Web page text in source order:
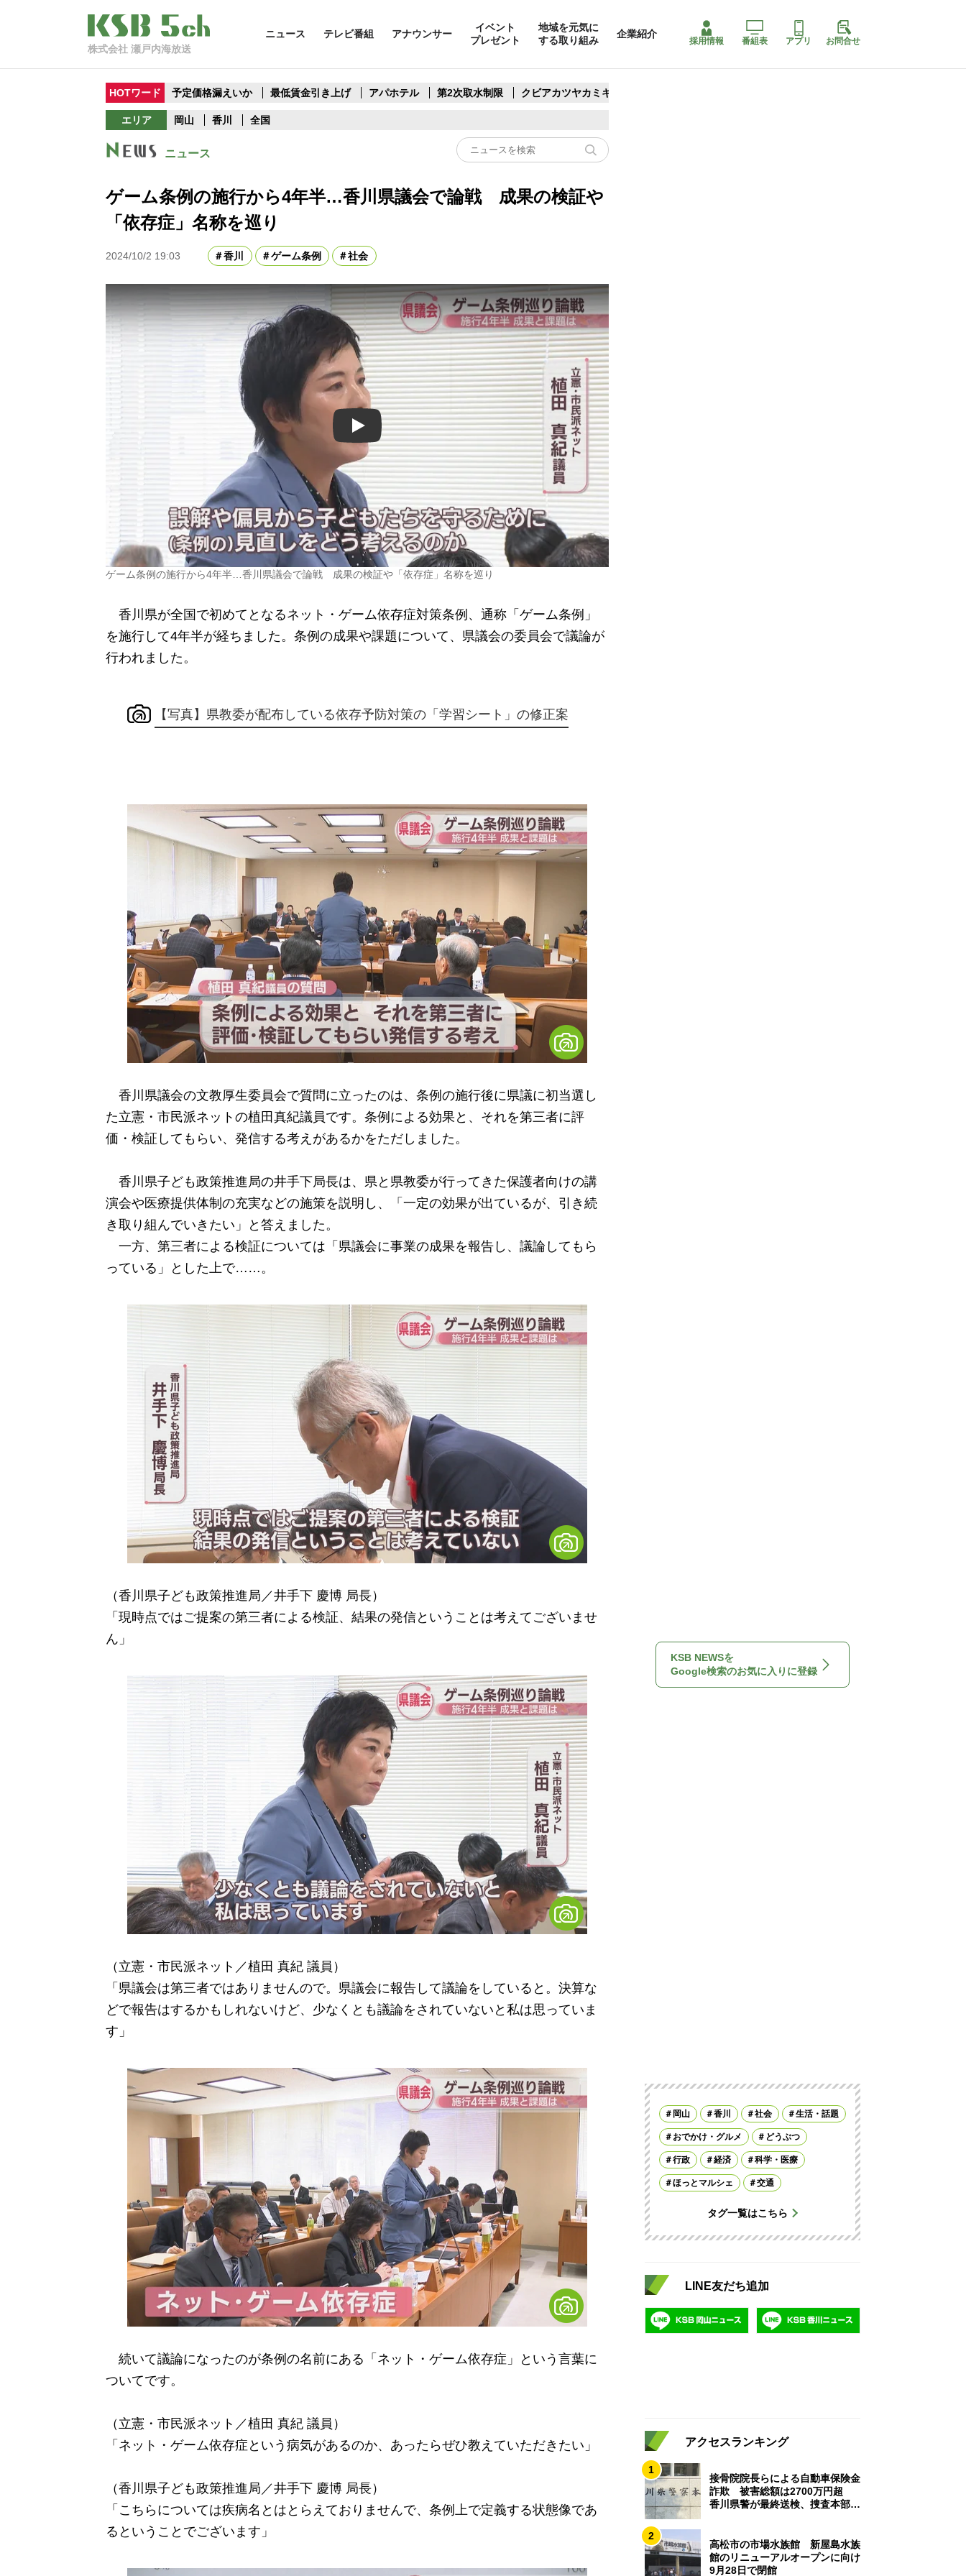
株式会社 瀬戸内海放送
ニュース テレビ番組 アナウンサー
イベント
プレゼント
地域を元気に
する取り組み
企業紹介
採用情報 番組表 アプリ お問合せ
HOTワード 予定価格漏えいか 最低賃金引き上げ アパホテル 第2次取水制限 クビアカツヤカミキリ
エリア 岡山 香川 全国
ニュース
ゲーム条例の施行から4年半…香川県議会で論戦 成果の検証や
「依存症」名称を巡り
2024/10/2 19:03 香川 ゲーム条例 社会
Play
ゲーム条例の施行から4年半…香川県議会で論戦 成果の検証や「依存症」名称を巡り
香川県が全国で初めてとなるネット・ゲーム依存症対策条例、通称「ゲーム条例」
を施行して4年半が経ちました。条例の成果や課題について、県議会の委員会で議論が
行われました。
【写真】県教委が配布している依存予防対策の「学習シート」の修正案
香川県議会の文教厚生委員会で質問に立ったのは、条例の施行後に県議に初当選し
た立憲・市民派ネットの植田真紀議員です。条例による効果と、それを第三者に評
価・検証してもらい、発信する考えがあるかをただしました。
香川県子ども政策推進局の井手下局長は、県と県教委が行ってきた保護者向けの講
演会や医療提供体制の充実などの施策を説明し、「一定の効果が出ているが、引き続
き取り組んでいきたい」と答えました。
一方、第三者による検証については「県議会に事業の成果を報告し、議論してもら
っている」とした上で……。
（香川県子ども政策推進局／井手下 慶博 局長）
「現時点ではご提案の第三者による検証、結果の発信ということは考えてございませ
ん」
（立憲・市民派ネット／植田 真紀 議員）
「県議会は第三者ではありませんので。県議会に報告して議論をしていると。決算な
どで報告はするかもしれないけど、少なくとも議論をされていないと私は思っていま
す」
続いて議論になったのが条例の名前にある「ネット・ゲーム依存症」という言葉に
ついてです。
（立憲・市民派ネット／植田 真紀 議員）
「ネット・ゲーム依存症という病気があるのか、あったらぜひ教えていただきたい」
（香川県子ども政策推進局／井手下 慶博 局長）
「こちらについては疾病名とはとらえておりませんで、条例上で定義する状態像であ
るということでございます」
KSB NEWSを
Google検索のお気に入りに登録
岡山 香川 社会 生活・話題
おでかけ・グルメ どうぶつ
行政 経済 科学・医療
ほっとマルシェ 交通
タグ一覧はこちら
LINE友だち追加
アクセスランキング
1
接骨院院長らによる自動車保険金
詐欺 被害総額は2700万円超
香川県警が最終送検、捜査本部解
2
高松市の市場水族館 新屋島水族
館のリニューアルオープンに向け
9月28日で閉館